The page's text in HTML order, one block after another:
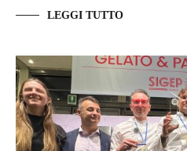
LEGGI TUTTO